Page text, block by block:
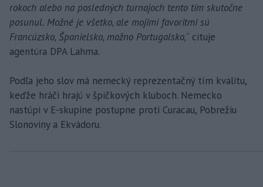
rokoch alebo na posledných turnajoch tento tím skutočne
posunul. Možné je všetko, ale mojimi favoritmi sú
Francúzsko, Španielsko, možno Portugalsko,“ cituje
agentúra DPA Lahma.
Podľa jeho slov má nemecký reprezentačný tím kvalitu,
keďže hráči hrajú v špičkových kluboch. Nemecko
nastúpi v E-skupine postupne proti Curacau, Pobrežiu
Slonoviny a Ekvádoru.